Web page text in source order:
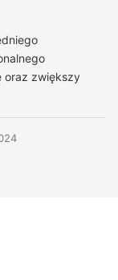
oraz zwiększy